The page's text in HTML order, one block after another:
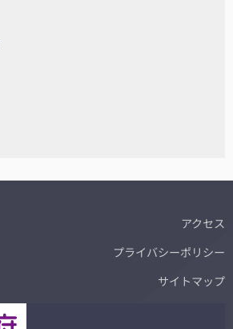
アクセス
プライバシーポリシー
サイトマップ